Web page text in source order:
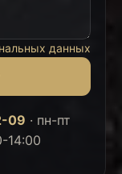
данных
09 · пн-пт
14:00